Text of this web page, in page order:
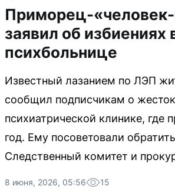
Приморец-«человек-
заявил об избиениях
психбольнице
Известный лазанием по ЛЭП
сообщил подписчикам о
психиатрической клинике, где
год. Ему посоветовали
Следственный комитет и
8 июня, 2026, 05:56 15